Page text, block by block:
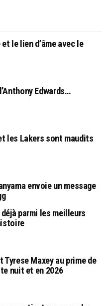
le lien d’âme avec le
Edwards…
les Lakers sont maudits
envoie un message
parmi les meilleurs
Tyrese Maxey au prime de
nuit et en 2026